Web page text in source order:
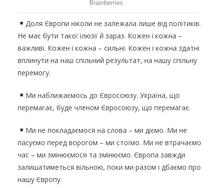
Доля Європи ніколи не залежала лише від політиків.
Не має бути такої ілюзії й зараз. Кожен і кожна –
важливі. Кожен і кожна – сильні. Кожен і кожна здатні
вплинути на наш спільний результат, на нашу спільну
перемогу.
Ми наближаємось до Євросоюзу. Україна, що
перемагає, буде членом Євросоюзу, що перемагає.
Ми не покладаємося на слова – ми діємо. Ми не
пасуємо перед ворогом – ми стоїмо. Ми не втрачаємо
час – ми змінюємося та змінюємо. Європа завжди
залишатиметься вільною, поки ми разом і дбаємо про
нашу Європу.